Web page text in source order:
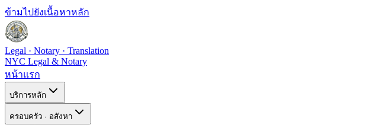
ข้ามไปยังเนื้อหาหลัก
Legal · Notary · Translation
NYC Legal & Notary
หน้าแรก
บริการหลัก
ครอบครัว · อสังหา